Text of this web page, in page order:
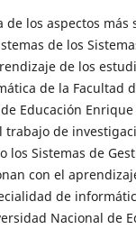
de los aspectos
de los
de los
de la Facultad
Educación Enrique
trabajo de
los Sistemas de
con el
de
Nacional de